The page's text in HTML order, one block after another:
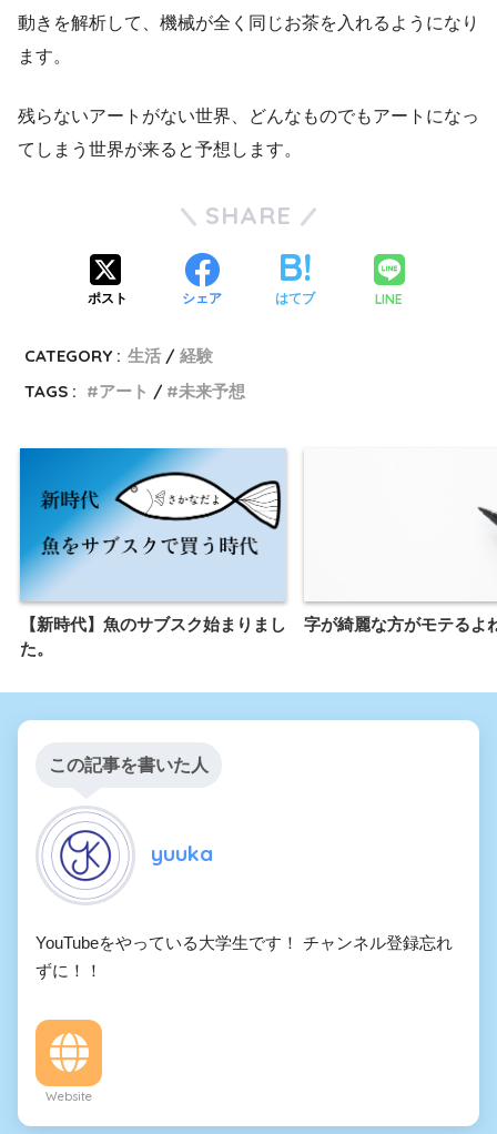
動きを解析して、機械が全く同じお茶を入れるようになり
ます。
残らないアートがない世界、どんなものでもアートになっ
てしまう世界が来ると予想します。
SHARE
ポスト シェア はてブ LINE
CATEGORY : 生活
経験
TAGS :
アート 未来予想
【新時代】魚のサブスク始まりまし
た。
字が綺麗な方がモテるよ
この記事を書いた人
yuuka
YouTubeをやっている大学生です！ チャンネル登録忘れ
ずに！！
Website